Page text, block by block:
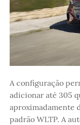
A configuração
adicionar até 305
aproximadamente
padrão WLTP. A